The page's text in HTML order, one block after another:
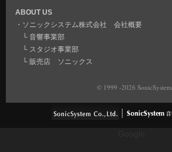
ABOUT US
・ ソニックシステム株式会社 会社概要
└ 音響事業部
└ スタジオ事業部
└ 販売店 ソニックス
© 1999 -2026